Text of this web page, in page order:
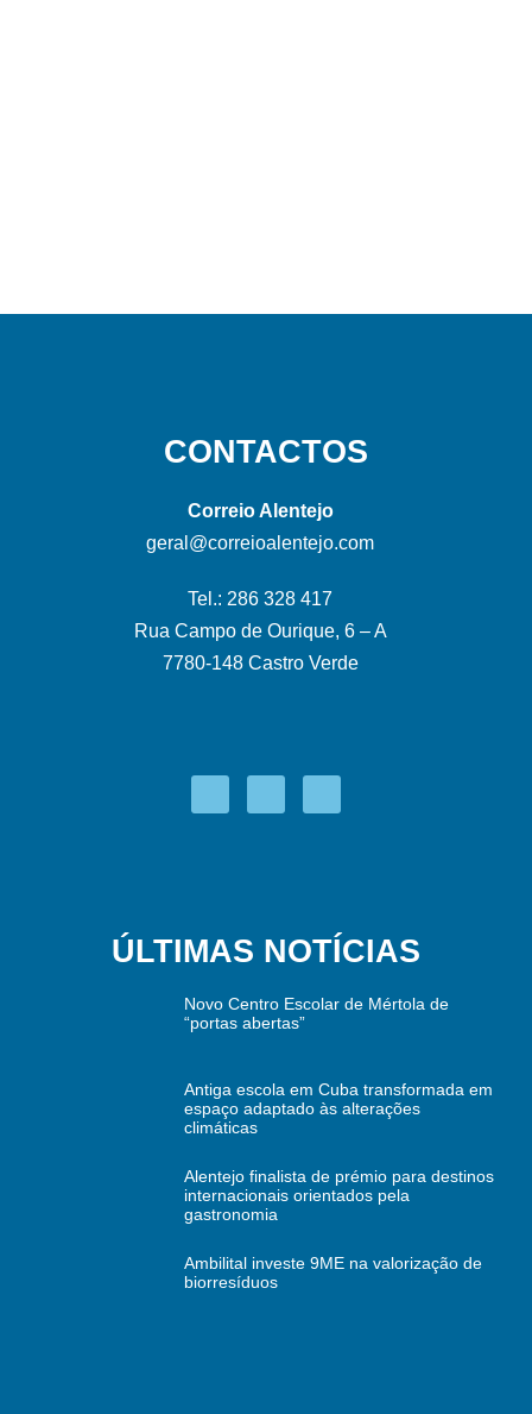
CONTACTOS
Correio Alentejo
geral@correioalentejo.com
Tel.: 286 328 417
Rua Campo de Ourique, 6 – A
7780-148 Castro Verde
ÚLTIMAS NOTÍCIAS
Novo Centro Escolar de Mértola de
“portas abertas”
Antiga escola em Cuba transformada em
espaço adaptado às alterações
climáticas
Alentejo finalista de prémio para destinos
internacionais orientados pela
gastronomia
Ambilital investe 9ME na valorização de
biorresíduos